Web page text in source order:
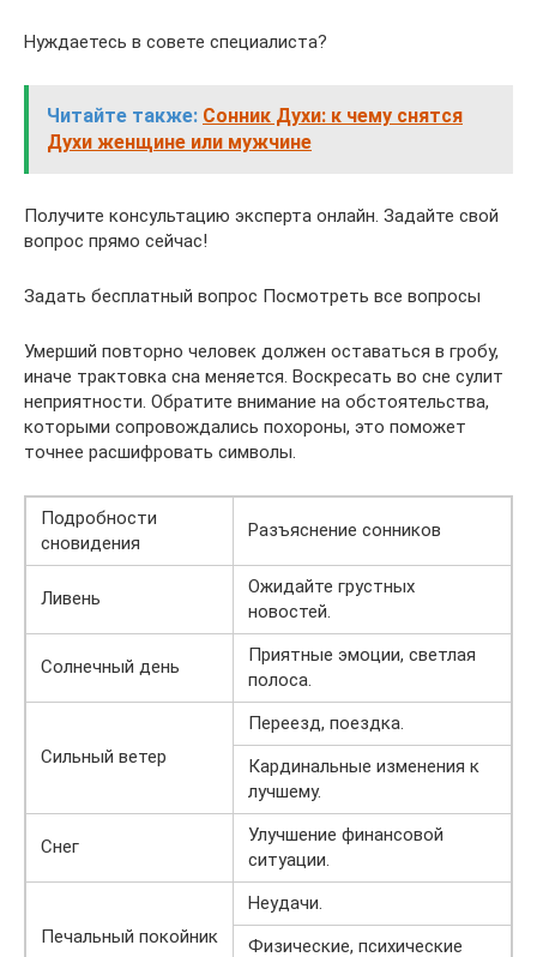
Нуждаетесь в совете специалиста?
Читайте также: Сонник Духи: к чему снятся
Духи женщине или мужчине
Получите консультацию эксперта онлайн. Задайте свой
вопрос прямо сейчас!
Задать бесплатный вопрос Посмотреть все вопросы
Умерший повторно человек должен оставаться в гробу,
иначе трактовка сна меняется. Воскресать во сне сулит
неприятности. Обратите внимание на обстоятельства,
которыми сопровождались похороны, это поможет
точнее расшифровать символы.
Подробности
сновидения
Разъяснение сонников
Ливень
Ожидайте грустных
новостей.
Солнечный день
Приятные эмоции, светлая
полоса.
Сильный ветер
Переезд, поездка.
Кардинальные изменения к
лучшему.
Снег
Улучшение финансовой
ситуации.
Печальный покойник
Неудачи.
Физические, психические